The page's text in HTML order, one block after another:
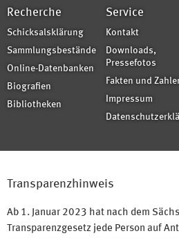
Recherche
Schicksalsklärung
Sammlungsbestände
Online-Datenbanken
Biografien
Bibliotheken
Service
Kontakt
Downloads,
Pressefotos
Fakten und
Impressum
Transparenzhinweis
Ab 1. Januar 2023 hat nach dem
Transparenzgesetz jede Person auf